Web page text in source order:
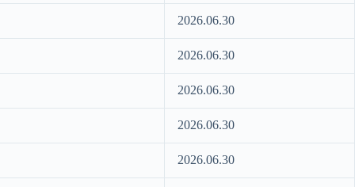
2026.06.30
2026.06.30
2026.06.30
2026.06.30
2026.06.30